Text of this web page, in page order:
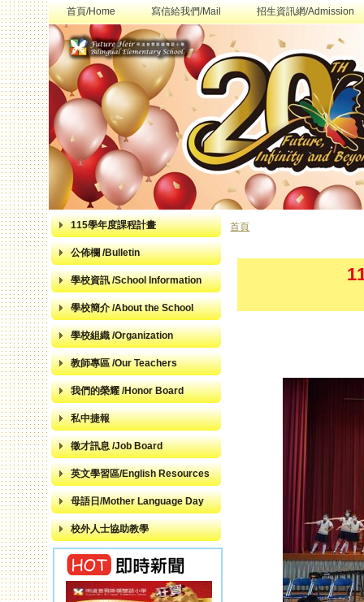
首頁/Home 寫信給我們/Mail 招生資訊網/Admission
115學年度課程計畫
公佈欄 /Bulletin
學校資訊 /School Information
學校簡介 /About the School
學校組織 /Organization
教師專區 /Our Teachers
我們的榮耀 /Honor Board
私中捷報
徵才訊息 /Job Board
英文學習區/English Resources
母語日/Mother Language Day
校外人士協助教學
首頁